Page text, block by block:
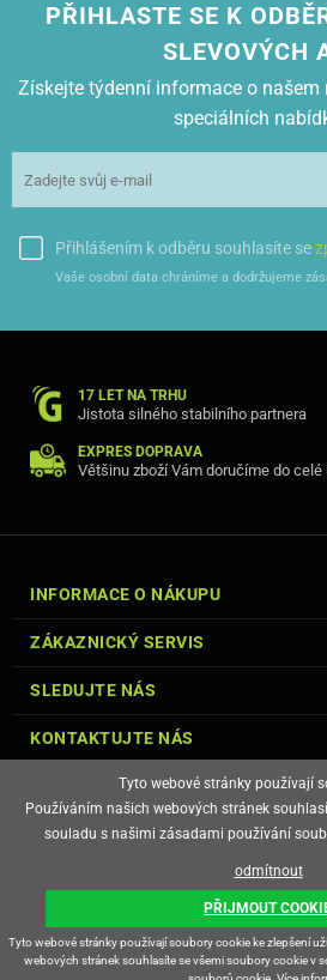
PŘIHLASTE SE K
SLEVOVÝCH
Získejte týdenní informace o našem
speciálních
Přihlášením k odběru souhlasíte se
Vaše osobní data chráníme a dodržujeme
17 LET NA TRHU
Jistota silného stabilního partnera
EXPRES DOPRAVA
Většinu zboží Vám doručíme do celé
INFORMACE O NÁKUPU
ZÁKAZNICKÝ SERVIS
SLEDUJTE NÁS
KONTAKTUJTE NÁS
E-shop vytvořila
Tyto webové stránky používají
Používáním našich webových stránek
souladu s našimi zásadami používání
odmítnout
PŘIJMOUT
Tyto webové stránky používají soubory cookie ke zlepšení
webových stránek souhlasíte se všemi soubory cookie v